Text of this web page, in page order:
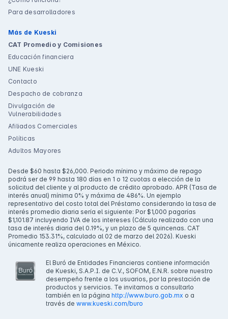
Para desarrolladores
Más de Kueski
CAT Promedio y Comisiones
Educación financiera
UNE Kueski
Contacto
Despacho de cobranza
Divulgación de
Vulnerabilidades
Afiliados Comerciales
Políticas
Adultos Mayores
Desde $60 hasta $26,000. Periodo mínimo y máximo de repago
podrá ser de 99 hasta 180 días en 1 o 12 cuotas a elección de la
solicitud del cliente y al producto de crédito aprobado. APR (Tasa de
interés anual) mínima 0% y máxima de 486%. Un ejemplo
representativo del costo total del Préstamo considerando la tasa de
interés promedio diaria sería el siguiente: Por $1,000 pagarías
$1,101.87 incluyendo IVA de los intereses (Cálculo realizado con una
tasa de interés diaria del 0.19%, y un plazo de 5 quincenas. CAT
Promedio 153.31%, calculado al 02 de marzo del 2026). Kueski
únicamente realiza operaciones en México.
El Buró de Entidades Financieras contiene información
de Kueski, S.A.P.I. de C.V., SOFOM, E.N.R. sobre nuestro
desempeño frente a los usuarios, por la prestación de
productos y servicios. Te invitamos a consultarlo
también en la página http://www.buro.gob.mx o a
través de www.kueski.com/buro